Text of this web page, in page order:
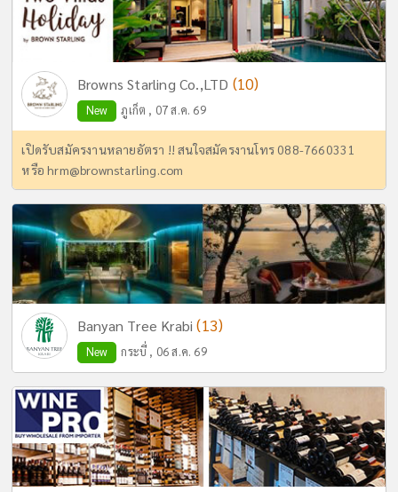
Browns Starling Co.,LTD (10)
New ภูเก็ต , 07 ส.ค. 69
เปิดรับสมัครงานหลายอัตรา !! สนใจสมัครงานโทร 088-7660331
หรือhrm@brownstarling.com
Banyan Tree Krabi(13)
New กระบี่ , 06 ส.ค. 69